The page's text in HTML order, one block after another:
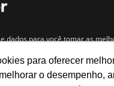
para oferecer
o desempenho,
dados para você tomar as